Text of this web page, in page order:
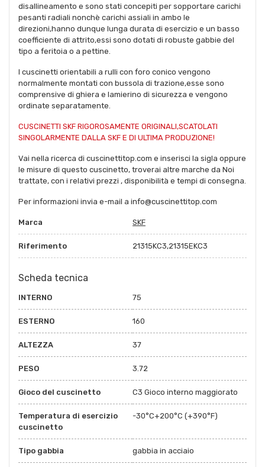
disallineamento e sono stati concepiti per sopportare carichi
pesanti radiali nonchè carichi assiali in ambo le
direzioni,hanno dunque lunga durata di esercizio e un basso
coefficiente di attrito,essi sono dotati di robuste gabbie del
tipo a feritoia o a pettine.
I cuscinetti orientabili a rulli con foro conico vengono
normalmente montati con bussola di trazione,esse sono
comprensive di ghiera e lamierino di sicurezza e vengono
ordinate separatamente.
CUSCINETTI SKF RIGOROSAMENTE ORIGINALI,SCATOLATI
SINGOLARMENTE DALLA SKF E DI ULTIMA PRODUZIONE!
Vai nella ricerca di cuscinettitop.com e inserisci la sigla oppure
le misure di questo cuscinetto, troverai altre marche da Noi
trattate, con i relativi prezzi , disponibilità e tempi di consegna.
Per informazioni invia e-mail a info@cuscinettitop.com
Marca SKF
Riferimento 21315KC3,21315EKC3
Scheda tecnica
INTERNO 75
ESTERNO 160
ALTEZZA 37
PESO 3.72
Gioco del cuscinetto C3 Gioco interno maggiorato
Temperatura di esercizio
cuscinetto
-30°C+200°C (+390°F)
Tipo gabbia gabbia in acciaio